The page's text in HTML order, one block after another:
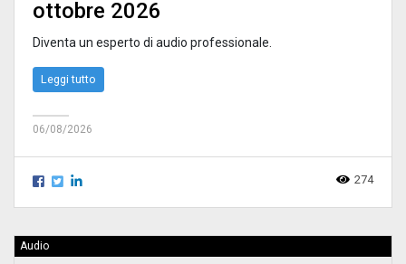
ottobre 2026
Diventa un esperto di audio professionale.
Leggi tutto
06/08/2026
274
Audio